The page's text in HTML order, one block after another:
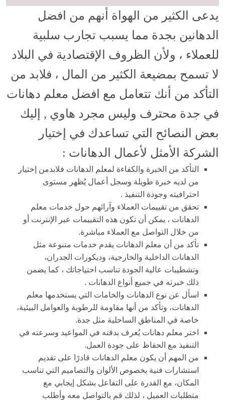
يدعى الكثير من الهواة أنهم من افضل
الدهانين بجدة مما يسبب تجارب سلبية
للعملاء ، ولأن الظروف الإقتصادية في البلاد
لا تسمح بمضيعة الكثير من المال ، فلابد من
التأكد من أنك تتعامل مع افضل معلم دهانات
في جدة محترف وليس مجرد هاوي , إليك
بعض النصائح التي تساعدك في إختيار
الشركة الأمثل لأعمال الدهانات :
التأكد من الخبرة والكفاءة لمعلم الدهانات فلابدمن إختيار
من لديه خبرة طويلة وسجل أعمال يُظهر مستوى
احترافيته وجودة التنفيذ .
تحقق من تقييمات العملاء وآرائهم حول خدمات معلم
الدهانات ، يمكن أن تكون هذه التقييمات عبر الإنترنت أو
من خلال التواصل مع العملاء مباشرة.
تأكد من أن معلم الدهانات يقدم خدمات متنوعة مثل
الدهانات الداخلية والخارجية، وديكورات الجدران،
وتشطيبات عالية الجودة تناسب احتياجاتك ، كما يضمن
ذلك خبرته في جميع أنواع الدهانات .
اسأل عن نوع الدهانات والخامات التي يستخدمها معلم
الدهانات، وتأكد من أنها مقاومة للرطوبة والعوامل البيئية،
خاصة في المناطق الساحلية مثل جدة.
اختر معلم دهانات يُعرف بدقته في المواعيد وسرعته في
التنفيذ مع الحفاظ على جودة العمل.
من المهم أن يكون معلم الدهانات قادرًا على تقديم
استشارات فنية بخصوص الألوان والتصاميم التي تناسب
المكان، مع القدرة على التفاعل بشكل إيجابي مع
متطلبات العميل ، لذلك قم بالتواصل معه وأطلب